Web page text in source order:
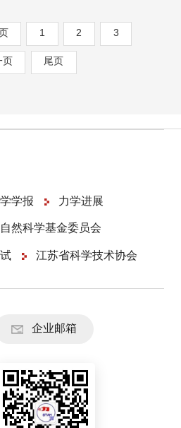
1 2 3
页 尾页
学报 力学进展
然科学基金委员会
江苏省科学技术协会
企业邮箱